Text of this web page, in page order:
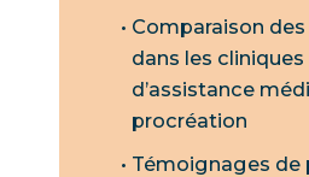
Comparaison
dans les cliniques
d’assistance
procréation
Témoignages de